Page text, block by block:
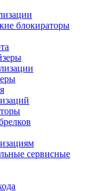
блoкираторы
сервисные